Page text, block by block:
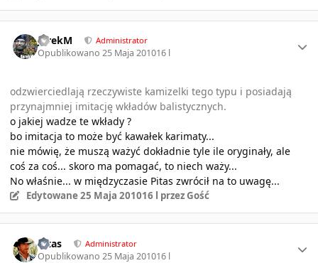
JarekM Administrator
Opublikowano25 Maja 201016 l
odzwierciedlają rzeczywiste kamizelki tego typu i posiadają
przynajmniej imitację wkładów balistycznych.
o jakiej wadze te wkłady ?
bo imitacja to może być kawałek karimaty...
nie mówię, że muszą ważyć dokładnie tyle ile oryginały, ale
coś za coś... skoro ma pomagać, to niech waży...
No właśnie... w międzyczasie Pitas zwrócił na to uwagę...
Edytowane25 Maja 201016 l przez Gość
Pitas Administrator
Opublikowano25 Maja 201016 l